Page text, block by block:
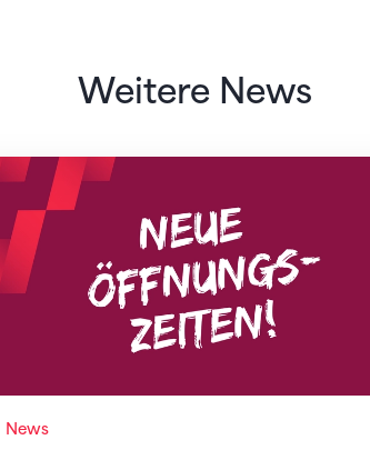
Weitere News
News
Empfangszeiten ab 1. August